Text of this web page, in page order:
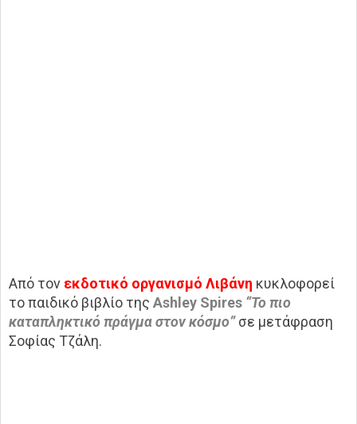
Από τον εκδοτικό οργανισμό Λιβάνη κυκλοφορεί
το παιδικό βιβλίο της Ashley Spires “Το πιο
καταπληκτικό πράγμα στον κόσμο”σε μετάφραση
Σοφίας Τζάλη.